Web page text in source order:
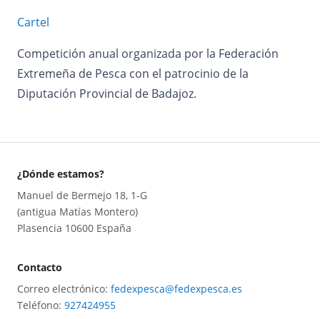
Cartel
Competición anual organizada por la Federación
Extremeña de Pesca con el patrocinio de la
Diputación Provincial de Badajoz.
¿Dónde estamos?
Manuel de Bermejo 18, 1-G
(antigua Matías Montero)
Plasencia 10600 España
Contacto
Correo electrónico: fedexpesca@fedexpesca.es
Teléfono: 927424955